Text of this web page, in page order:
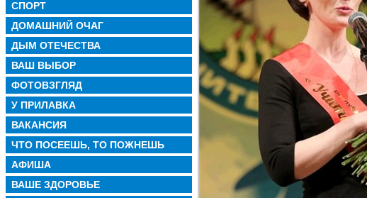
СПОРТ
ДОМАШНИЙ ОЧАГ
ДЫМ ОТЕЧЕСТВА
ВАШ ВЫБОР
ФОТОВЗГЛЯД
У ПРИЛАВКА
ВАКАНСИЯ
ЧТО ПОСЕЕШЬ, ТО ПОЖНЕШЬ
АФИША
ВАШЕ ЗДОРОВЬЕ